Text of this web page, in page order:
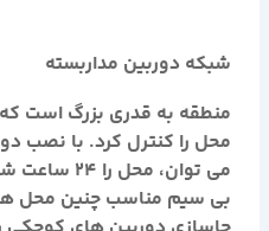
شبکه دوربین مداربسته
منطقه به قدری بزرگ است که
محل را کنترل کرد. با نصب
می توان،
بی سیم مناسب چنین محل